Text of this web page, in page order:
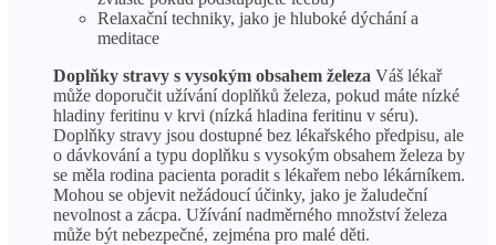
Relaxační techniky, jako je hluboké dýchání a
meditace
Doplňky stravy s vysokým obsahem železa Váš lékař
může doporučit užívání doplňků železa, pokud máte nízké
hladiny feritinu v krvi (nízká hladina feritinu v séru).
Doplňky stravy jsou dostupné bez lékařského předpisu, ale
o dávkování a typu doplňku s vysokým obsahem železa by
se měla rodina pacienta poradit s lékařem nebo lékárníkem.
Mohou se objevit nežádoucí účinky, jako je žaludeční
nevolnost a zácpa. Užívání nadměrného množství železa
může být nebezpečné, zejména pro malé děti.